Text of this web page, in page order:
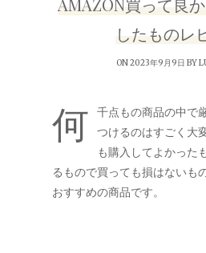
AMAZON買って良
したものレ
ON 2023年9月9日 BY
何
千点もの商品の中で
つけるのはすごく大
も購入してよかった
るもので買っても損はないも
おすすめの商品です。